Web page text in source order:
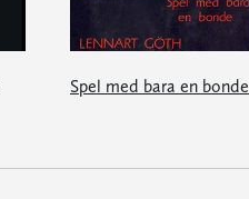
Spel med bara en bonde